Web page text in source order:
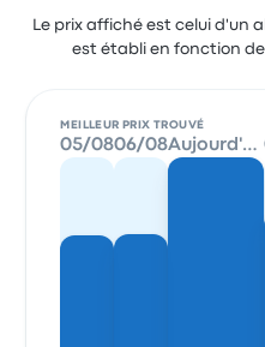
Le prix affiché est celui d'un
est établi en fonction
MEILLEUR PRIX TROUVÉ
05/0806/08 Aujourd'hui